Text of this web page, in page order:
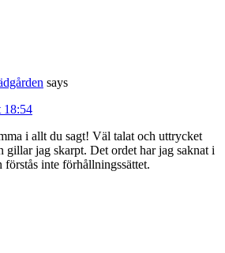
says
18:54
i allt du sagt! Väl talat och uttrycket
gillar jag skarpt. Det ordet har jag saknat i
inte förhållningssättet.